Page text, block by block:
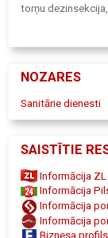
torņu
NOZARES
Sanitārie dienesti
SAISTĪTIE
Informācija
Informācija
Informācija
Informācija
Biznesa